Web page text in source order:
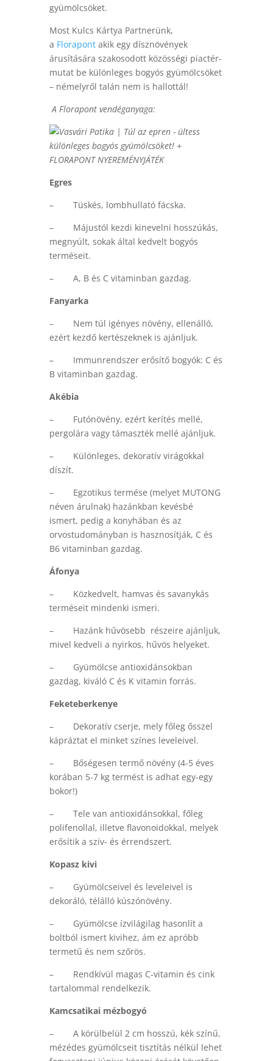
gyümölcsöket.
Most Kulcs Kártya Partnerünk,
a Florapont akik egy dísznövények
árusítására szakosodott közösségi piactér-
mutat be különleges bogyós gyümölcsöket
– némelyről talán nem is hallottál!
A Florapont vendéganyaga:
Egres
– Tüskés, lombhullató fácska.
– Májustól kezdi kinevelni hosszúkás,
megnyúlt, sokak által kedvelt bogyós
terméseit.
– A, B és C vitaminban gazdag.
Fanyarka
– Nem túl igényes növény, ellenálló,
ezért kezdő kertészeknek is ajánljuk.
– Immunrendszer erősítő bogyók: C és
B vitaminban gazdag.
Akébia
– Futónövény, ezért kerítés mellé,
pergolára vagy támaszték mellé ajánljuk.
– Különleges, dekoratív virágokkal
díszít.
– Egzotikus termése (melyet MUTONG
néven árulnak) hazánkban kevésbé
ismert, pedig a konyhában és az
orvostudományban is hasznosítják, C és
B6 vitaminban gazdag.
Áfonya
– Közkedvelt, hamvas és savanykás
terméseit mindenki ismeri.
– Hazánk hűvösebb részeire ajánljuk,
mivel kedveli a nyirkos, hűvös helyeket.
– Gyümölcse antioxidánsokban
gazdag, kiváló C és K vitamin forrás.
Feketeberkenye
– Dekoratív cserje, mely főleg ősszel
kápráztat el minket színes leveleivel.
– Bőségesen termő növény (4-5 éves
korában 5-7 kg termést is adhat egy-egy
bokor!)
– Tele van antioxidánsokkal, főleg
polifenollal, illetve flavonoidokkal, melyek
erősítik a szív- és érrendszert.
Kopasz kivi
– Gyümölcseivel és leveleivel is
dekoráló, télálló kúszónövény.
– Gyümölcse ízvilágilag hasonlít a
boltból ismert kivihez, ám ez apróbb
termetű és nem szőrös.
– Rendkívül magas C-vitamin és cink
tartalommal rendelkezik.
Kamcsatikai mézbogyó
– A körülbelül 2 cm hosszú, kék színű,
mézédes gyümölcseit tisztítás nélkül lehet